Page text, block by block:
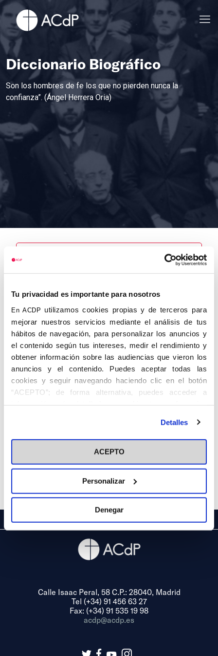
Tu privacidad es importante para nosotros
En ACDP utilizamos cookies propias y de terceros para
mejorar nuestros servicios mediante el análisis de tus
hábitos de navegación, para personalizar los anuncios y
el contenido según tus intereses, medir el rendimiento y
obtener información sobre las audiencias que vieron los
anuncios y el contenido. Puedes aceptar todas las
cookies y seguir navegando haciendo clic en el botón
“ACEPTO”; de forma alternativa, puedes acceder a
información más detallada y cambiar tus preferencias
en el botón "Personalizar". Para más información puedes
visitar nuestra Política de Cookies
Detalles
ACEPTO
Personalizar
Denegar
Diccionario Biográfico
Son los hombres de fe los que no pierden nunca la
confianza”. (Ángel Herrera Oria)
Soler y Vidal,
Emilio
Autor
Centro de
adscripción
Las
Fecha de
nacimiento
15/07/1933
Lugar de
Fecha de
defunción
Lugar de
defunción
Calle Isaac Peral, 58 C.P.: 28040, Madrid
Tel (+34) 91 456 63 27
Fax: (+34) 91 535 19 98
acdp@acdp.es